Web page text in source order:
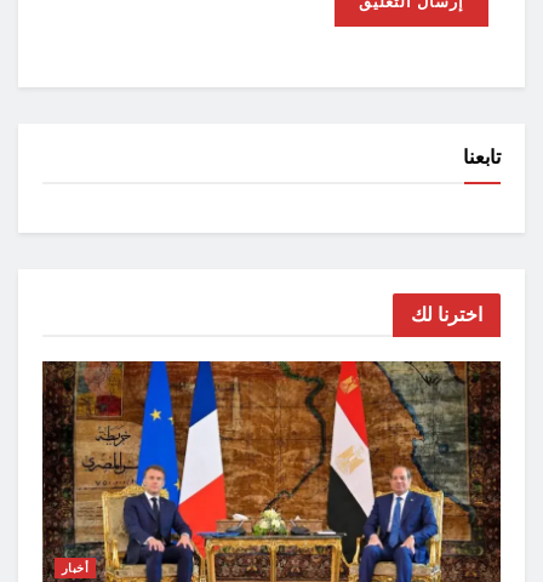
تابعنا
اخترنا لك
أخبار